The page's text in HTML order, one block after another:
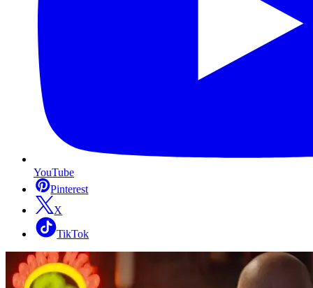
YouTube
Pinterest
X
TikTok